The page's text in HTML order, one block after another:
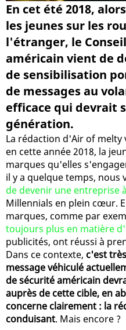
En cet été 2018,
les jeunes sur les
l'étranger, le
américain vient de
de sensibilisation
de messages au
efficace qui devrait
génération.
La rédaction d'Air of
en cette année 2018, la
marques qu'elles
il y a quelque temps, nous
de devenir une entreprise
Millennials en plein cœur.
marques, comme par
toujours plus en matière
publicités, ont réussi à
Dans ce contexte, c'est
message véhiculé
de sécurité américain
auprès de cette cible, en
concerne clairement : la
conduisant. Mais encore ?